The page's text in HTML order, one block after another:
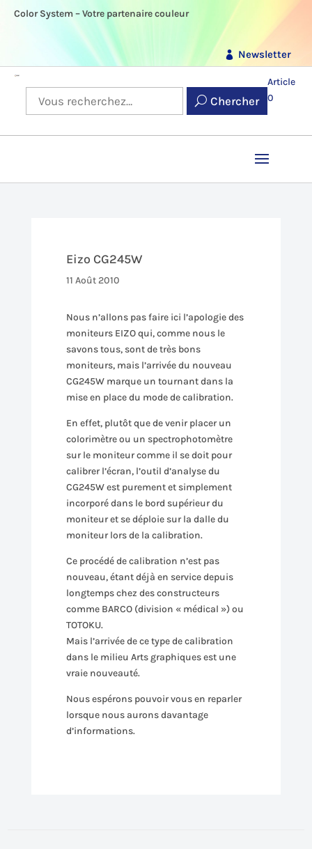
Color System – Votre partenaire couleur
Newsletter
Chercher
Article
0
Eizo CG245W
11 Août 2010
Nous n’allons pas faire ici l’apologie des
moniteurs EIZO qui, comme nous le
savons tous, sont de très bons
moniteurs, mais l’arrivée du nouveau
CG245W marque un tournant dans la
mise en place du mode de calibration.
En effet, plutôt que de venir placer un
colorimètre ou un spectrophotomètre
sur le moniteur comme il se doit pour
calibrer l’écran, l’outil d’analyse du
CG245W est purement et simplement
incorporé dans le bord supérieur du
moniteur et se déploie sur la dalle du
moniteur lors de la calibration.
Ce procédé de calibration n’est pas
nouveau, étant déjà en service depuis
longtemps chez des constructeurs
comme BARCO (division « médical ») ou
TOTOKU.
Mais l’arrivée de ce type de calibration
dans le milieu Arts graphiques est une
vraie nouveauté.
Nous espérons pouvoir vous en reparler
lorsque nous aurons davantage
d’informations.